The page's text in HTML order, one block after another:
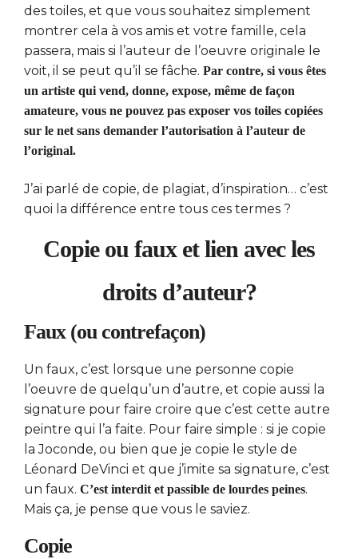
des toiles, et que vous souhaitez simplement
montrer cela à vos amis et votre famille, cela
passera, mais si l’auteur de l’oeuvre originale le
voit, il se peut qu’il se fâche. Par contre, si vous êtes
un artiste qui vend, donne, expose, même de façon
amateure, vous ne pouvez pas exposer vos toiles copiées
sur le net sans demander l’autorisation à l’auteur de
l’original.
J’ai parlé de copie, de plagiat, d’inspiration… c’est
quoi la différence entre tous ces termes ?
Copie ou faux et lien avec les
droits d’auteur?
Faux (ou contrefaçon)
Un faux, c’est lorsque une personne copie
l’oeuvre de quelqu’un d’autre, et copie aussi la
signature pour faire croire que c’est cette autre
peintre qui l’a faite. Pour faire simple : si je copie
la Joconde, ou bien que je copie le style de
Léonard DeVinci et que j’imite sa signature, c’est
un faux. C’est interdit et passible de lourdes peines.
Mais ça, je pense que vous le saviez.
Copie